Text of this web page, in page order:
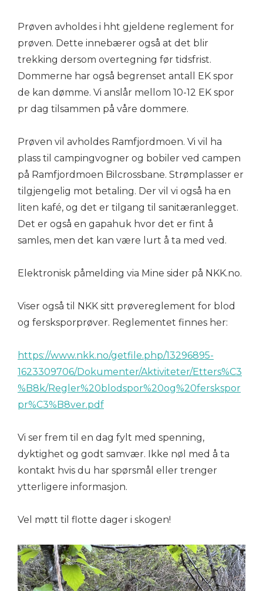
Prøven avholdes i hht gjeldene reglement for
prøven. Dette innebærer også at det blir
trekking dersom overtegning før tidsfrist.
Dommerne har også begrenset antall EK spor
de kan dømme. Vi anslår mellom 10-12 EK spor
pr dag tilsammen på våre dommere.
Prøven vil avholdes Ramfjordmoen. Vi vil ha
plass til campingvogner og bobiler ved campen
på Ramfjordmoen Bilcrossbane. Strømplasser er
tilgjengelig mot betaling. Der vil vi også ha en
liten kafé, og det er tilgang til sanitæranlegget.
Det er også en gapahuk hvor det er fint å
samles, men det kan være lurt å ta med ved.
Elektronisk påmelding via Mine sider på NKK.no.
Viser også til NKK sitt prøvereglement for blod
og fersksporprøver. Reglementet finnes her:
https://www.nkk.no/getfile.php/13296895-
1623309706/Dokumenter/Aktiviteter/Etters%C3
%B8k/Regler%20blodspor%20og%20ferskspor
pr%C3%B8ver.pdf
Vi ser frem til en dag fylt med spenning,
dyktighet og godt samvær. Ikke nøl med å ta
kontakt hvis du har spørsmål eller trenger
ytterligere informasjon.
Vel møtt til flotte dager i skogen!